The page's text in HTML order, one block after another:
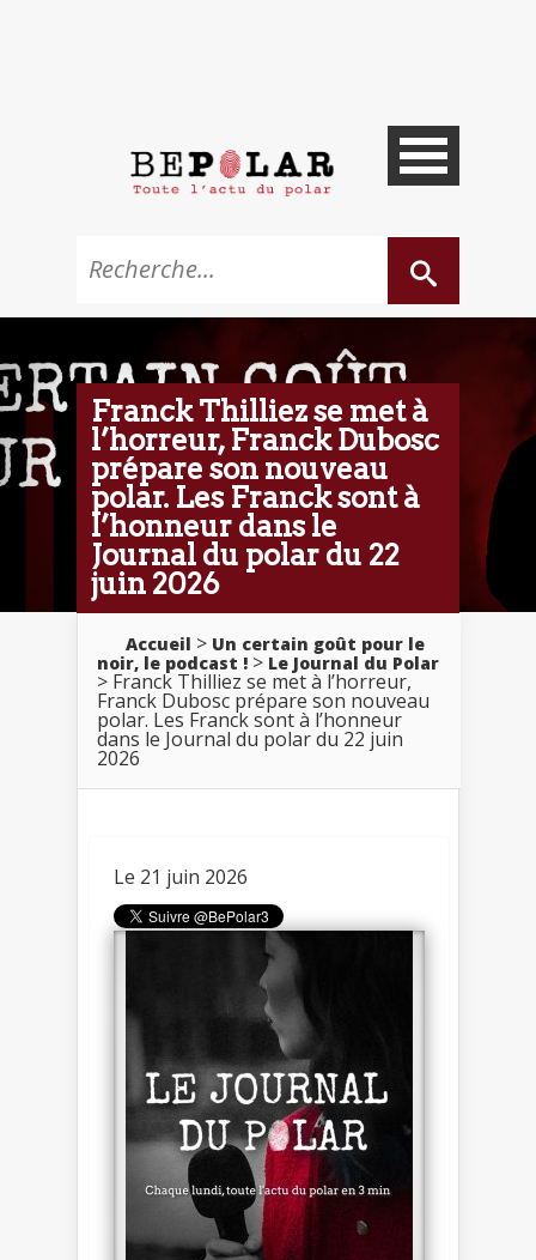
Franck Thilliez se met à
l’horreur, Franck Dubosc
prépare son nouveau
polar. Les Franck sont à
l’honneur dans le
Journal du polar du 22
juin 2026
Accueil > Un certain goût pour le
noir, le podcast ! > Le Journal du Polar
> Franck Thilliez se met à l’horreur,
Franck Dubosc prépare son nouveau
polar. Les Franck sont à l’honneur
dans le Journal du polar du 22 juin
2026
Le 21 juin 2026